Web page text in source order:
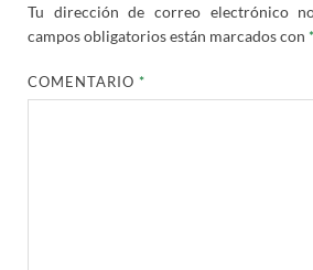
Tu dirección de correo electrónico
campos obligatorios están marcados con *
COMENTARIO*